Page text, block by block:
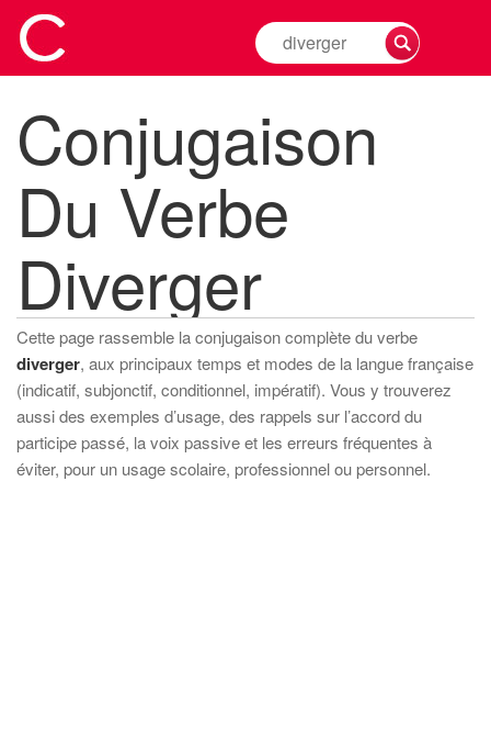
Rechercher
la
d'un
verbe
Conjugaison
Du Verbe
Diverger
Cette page rassemble la conjugaison complète du verbe
diverger, aux principaux temps et modes de la langue française
(indicatif, subjonctif, conditionnel, impératif). Vous y trouverez
aussi des exemples d’usage, des rappels sur l’accord du
participe passé, la voix passive et les erreurs fréquentes à
éviter, pour un usage scolaire, professionnel ou personnel.